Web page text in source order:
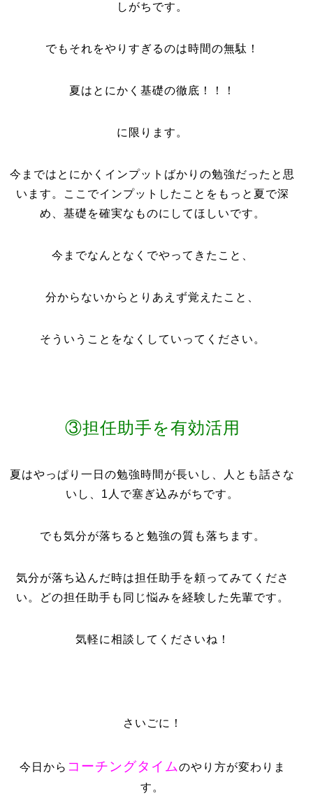
しがちです。
でもそれをやりすぎるのは時間の無駄！
夏はとにかく基礎の徹底！！！
に限ります。
今まではとにかくインプットばかりの勉強だったと思
います。ここでインプットしたことをもっと夏で深
め、基礎を確実なものにしてほしいです。
今までなんとなくでやってきたこと、
分からないからとりあえず覚えたこと、
そういうことをなくしていってください。
③担任助手を有効活用
夏はやっぱり一日の勉強時間が長いし、人とも話さな
いし、1人で塞ぎ込みがちです。
でも気分が落ちると勉強の質も落ちます。
気分が落ち込んだ時は担任助手を頼ってみてくださ
い。どの担任助手も同じ悩みを経験した先輩です。
気軽に相談してくださいね！
さいごに！
今日から コーチングタイムのやり方が変わりま
す。